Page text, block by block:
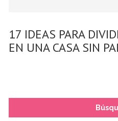
17 IDEAS PARA
EN UNA CASA SIN